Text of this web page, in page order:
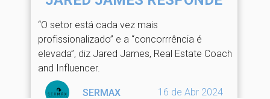
“O setor está cada vez mais
profissionalizado” e a “concorrrência é
elevada”, diz Jared James, Real Estate Coach
and Influencer.
SERMAX
16 de Abr 2024